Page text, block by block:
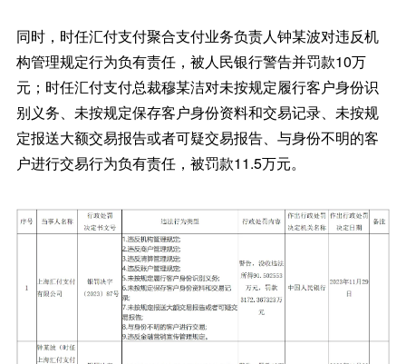
同时，时任汇付支付聚合支付业务负责人钟某波对违反机
构管理规定行为负有责任，被人民银行警告并罚款10万
元；时任汇付支付总裁穆某洁对未按规定履行客户身份识
别义务、未按规定保存客户身份资料和交易记录、未按规
定报送大额交易报告或者可疑交易报告、与身份不明的客
户进行交易行为负有责任，被罚款11.5万元。